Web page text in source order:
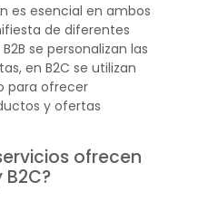
es esencial en ambos
de diferentes
se personalizan las
en B2C se utilizan
para ofrecer
y ofertas
ofrecen